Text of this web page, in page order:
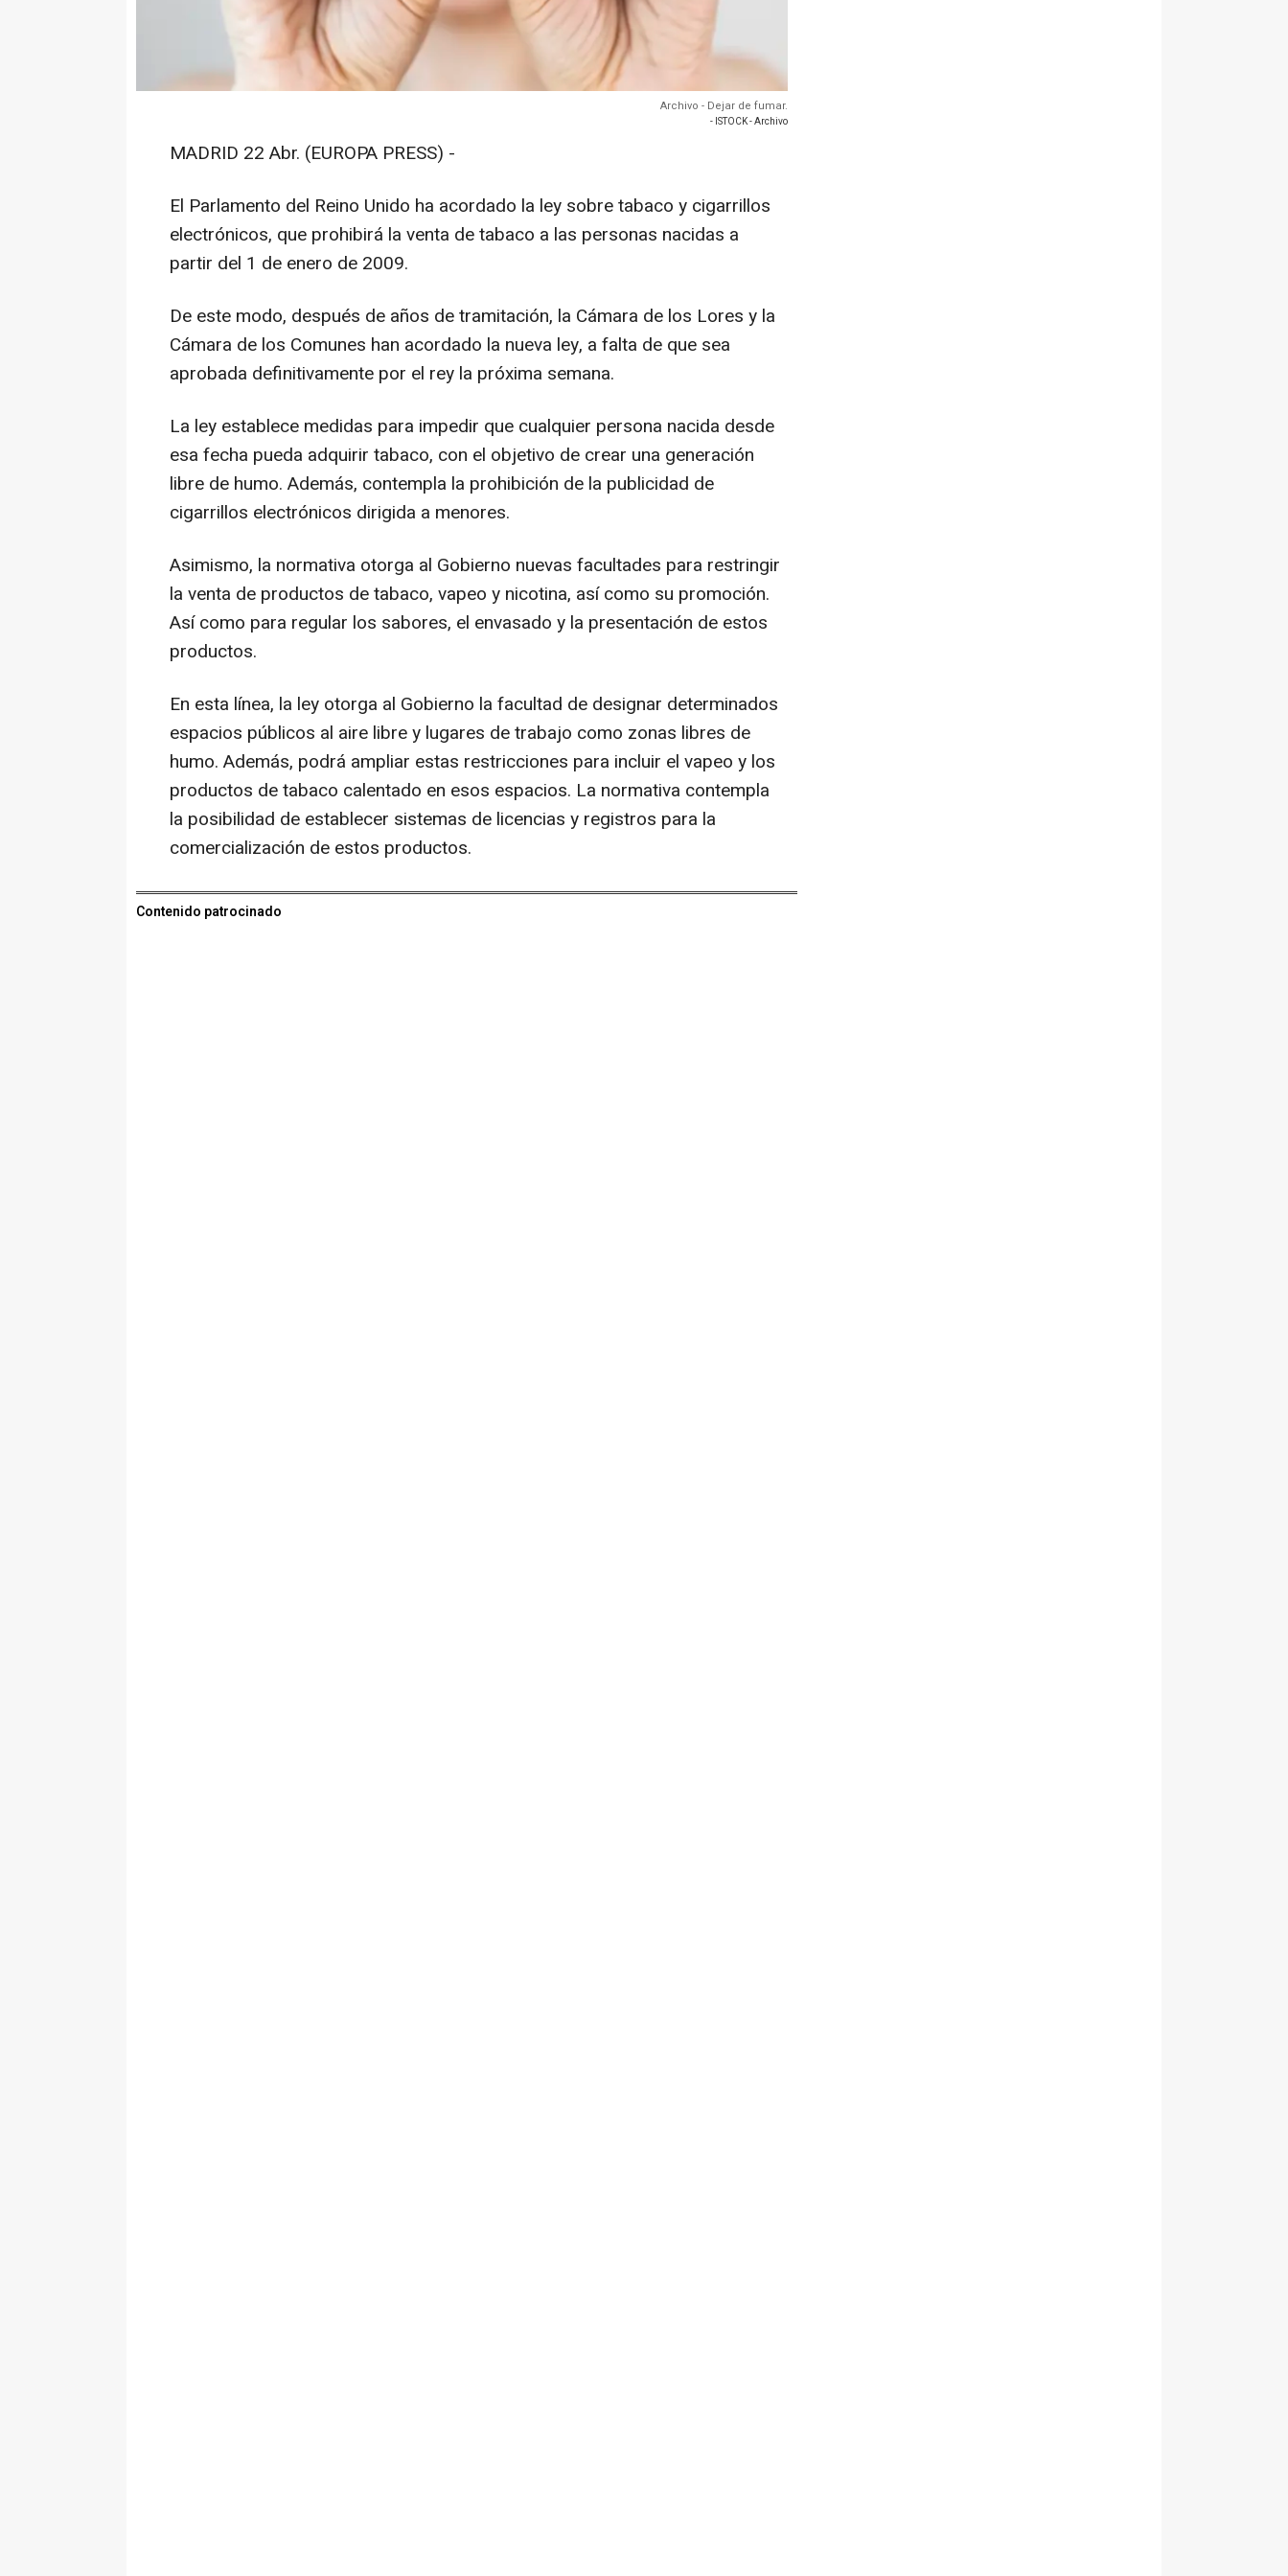
Archivo - Dejar de fumar.
- ISTOCK - Archivo
MADRID 22 Abr. (EUROPA PRESS) -
El Parlamento del Reino Unido ha acordado la ley sobre tabaco y cigarrillos
electrónicos, que prohibirá la venta de tabaco a las personas nacidas a
partir del 1 de enero de 2009.
De este modo, después de años de tramitación, la Cámara de los Lores y la
Cámara de los Comunes han acordado la nueva ley, a falta de que sea
aprobada definitivamente por el rey la próxima semana.
La ley establece medidas para impedir que cualquier persona nacida desde
esa fecha pueda adquirir tabaco, con el objetivo de crear una generación
libre de humo. Además, contempla la prohibición de la publicidad de
cigarrillos electrónicos dirigida a menores.
Asimismo, la normativa otorga al Gobierno nuevas facultades para restringir
la venta de productos de tabaco, vapeo y nicotina, así como su promoción.
Así como para regular los sabores, el envasado y la presentación de estos
productos.
En esta línea, la ley otorga al Gobierno la facultad de designar determinados
espacios públicos al aire libre y lugares de trabajo como zonas libres de
humo. Además, podrá ampliar estas restricciones para incluir el vapeo y los
productos de tabaco calentado en esos espacios. La normativa contempla
la posibilidad de establecer sistemas de licencias y registros para la
comercialización de estos productos.
Contenido patrocinado